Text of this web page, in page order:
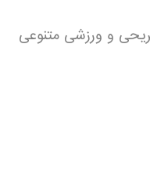
و ورزشی متنوعی